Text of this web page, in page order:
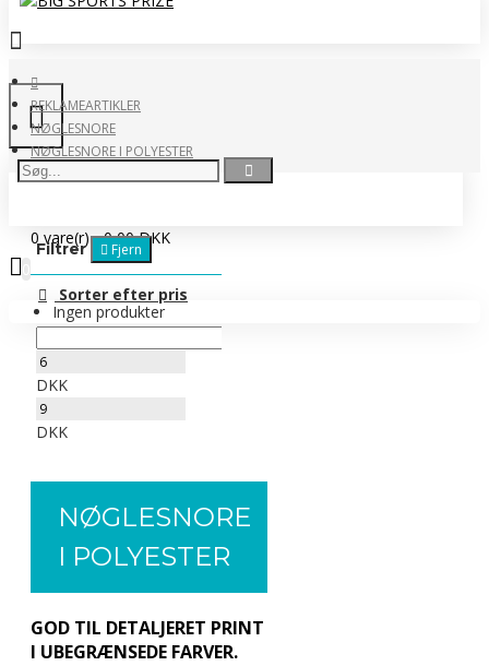
0 vare(r) - 0,00 DKK
Ingen produkter
REKLAMEARTIKLER
NØGLESNORE
NØGLESNORE I POLYESTER
Filtrer Fjern
Sorter efter pris
DKK
DKK
NØGLESNORE
I POLYESTER
GOD TIL DETALJERET PRINT
I UBEGRÆNSEDE FARVER.